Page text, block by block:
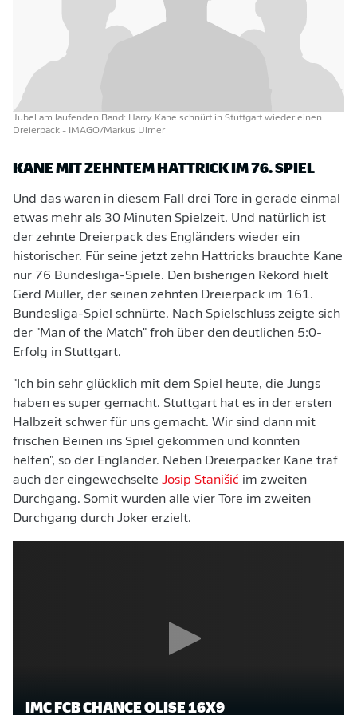
Jubel am laufenden Band: Harry Kane schnürt in Stuttgart wieder einen
Dreierpack - IMAGO/Markus Ulmer
KANE MIT ZEHNTEM HATTRICK IM 76. SPIEL
Und das waren in diesem Fall drei Tore in gerade einmal
etwas mehr als 30 Minuten Spielzeit. Und natürlich ist
der zehnte Dreierpack des Engländers wieder ein
historischer. Für seine jetzt zehn Hattricks brauchte Kane
nur 76 Bundesliga-Spiele. Den bisherigen Rekord hielt
Gerd Müller, der seinen zehnten Dreierpack im 161.
Bundesliga-Spiel schnürte. Nach Spielschluss zeigte sich
der "Man of the Match" froh über den deutlichen 5:0-
Erfolg in Stuttgart.
"Ich bin sehr glücklich mit dem Spiel heute, die Jungs
haben es super gemacht. Stuttgart hat es in der ersten
Halbzeit schwer für uns gemacht. Wir sind dann mit
frischen Beinen ins Spiel gekommen und konnten
helfen", so der Engländer. Neben Dreierpacker Kane traf
auch der eingewechselte Josip Stanišić im zweiten
Durchgang. Somit wurden alle vier Tore im zweiten
Durchgang durch Joker erzielt.
IMC FCB CHANCE OLISE 16X9